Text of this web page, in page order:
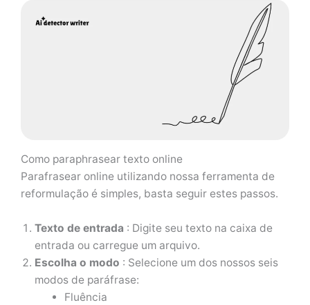
Como paraphrasear texto online
Parafrasear online utilizando nossa ferramenta de
reformulação é simples, basta seguir estes passos.
Texto de entrada : Digite seu texto na caixa de
entrada ou carregue um arquivo.
Escolha o modo : Selecione um dos nossos seis
modos de paráfrase:
Fluência